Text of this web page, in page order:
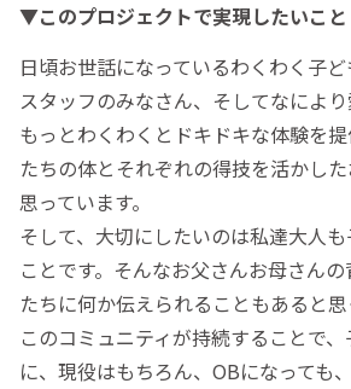
▼このプロジェクトで実現したいこと
日頃お世話になっているわくわく子ど
スタッフのみなさん、そしてなにより
もっとわくわくとドキドキな体験を
たちの体とそれぞれの得技を活かし
思っています。
そして、大切にしたいのは私達大人
ことです。そんなお父さんお母さん
たちに何か伝えられることもあると思
このコミュニティが持続することで
に、現役はもちろん、OBになっても